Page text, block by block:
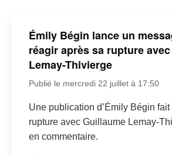
Émily Bégin lance un
réagir après sa rupture
Lemay-Thivierge
Publié le mercredi 22 juillet à 17:50
Une publication d’Émily Bégin
rupture avec Guillaume Lemay-
en commentaire.